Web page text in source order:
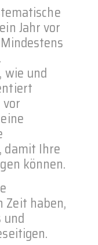
Jahr vor
wie und
damit Ihre
können.
Zeit haben,